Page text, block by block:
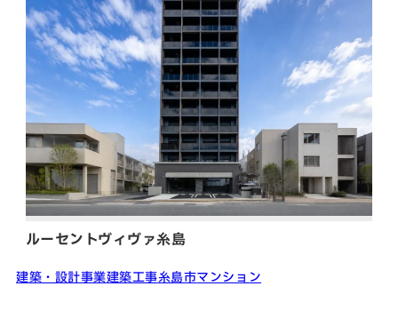
ルーセントヴィヴァ糸島
建築・設計事業建築工事糸島市マンション